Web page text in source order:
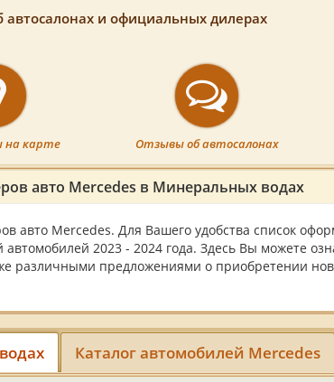
авто Mercedes в Минеральных водах
авто Mercedes. Для Вашего удобства список
2023 - 2024 года. Здесь Вы можете
различными предложениями о приобретении
Каталог автомобилей Mercedes
автосалонах и официальных дилерах
на карте Отзывы об автосалонах